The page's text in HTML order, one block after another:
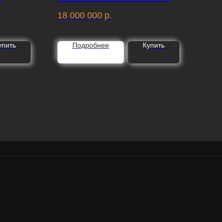
18 000 000 р.
Подробнее Купить